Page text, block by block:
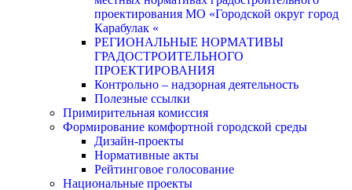
проектирования МО «Городской округ город
Карабулак «
РЕГИОНАЛЬНЫЕ НОРМАТИВЫ
ГРАДОСТРОИТЕЛЬНОГО
ПРОЕКТИРОВАНИЯ
Контрольно – надзорная деятельность
Полезные ссылки
Примирительная комиссия
Формирование комфортной городской среды
Дизайн-проекты
Нормативные акты
Рейтинговое голосование
Национальные проекты